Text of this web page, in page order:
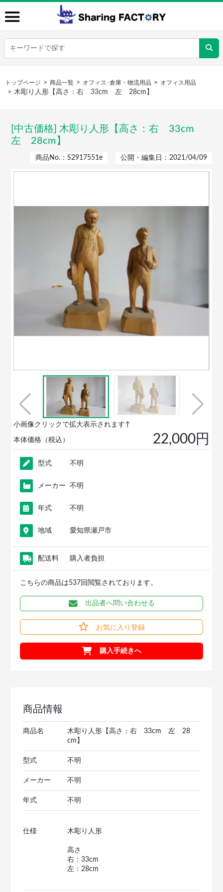
トップページ 商品一覧 オフィス･倉庫・物流用品 オフィス用品
木彫り人形【高さ：右 33cm 左 28cm】
[中古価格] 木彫り人形【高さ：右 33cm
左 28cm】
商品No.：S2917551e 公開・編集日：2021/04/09
小画像クリックで拡大表示されます↑
本体価格（税込） 22,000円
型式 不明
メーカー 不明
年式 不明
地域 愛知県瀬戸市
配送料 購入者負担
こちらの商品は537回閲覧されております。
出品者へ問い合わせる
お気に入り登録
購入手続きへ
商品情報
商品名
木彫り人形【高さ：右 33cm 左 28
cm】
型式 不明
メーカー 不明
年式 不明
仕様 木彫り人形
高さ
右：33cm
左：28cm